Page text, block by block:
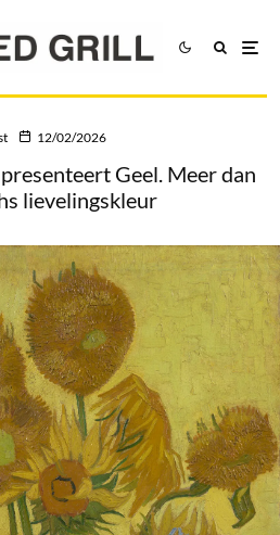
12/02/2026
Geel. Meer dan
lievelingskleur